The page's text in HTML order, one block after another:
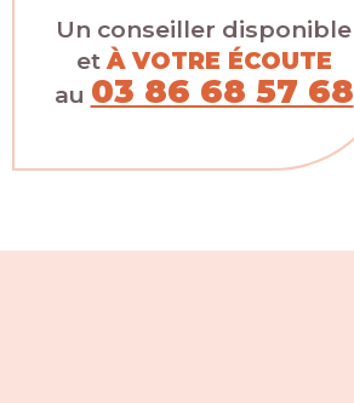
Un conseiller disponible
etÀ VOTRE ÉCOUTE
au 03 86 68 57 68